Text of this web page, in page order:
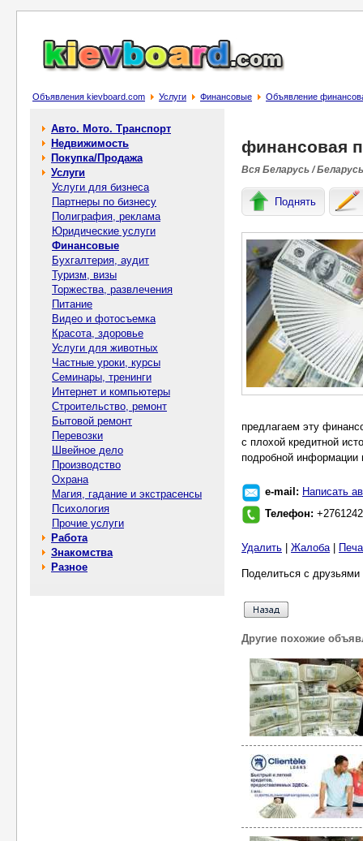
Объявления kievboard.com Услуги Финансовые Объявление
Авто. Мото. Транспорт
Недвижимость
Покупка/Продажа
Услуги
Услуги для бизнеса
Партнеры по бизнесу
Полиграфия, реклама
Юридические услуги
Финансовые
Бухгалтерия, аудит
Туризм, визы
Торжества, развлечения
Питание
Видео и фотосъемка
Красота, здоровье
Услуги для животных
Частные уроки, курсы
Семинары, тренинги
Интернет и компьютеры
Строительство, ремонт
Бытовой ремонт
Перевозки
Швейное дело
Производство
Охрана
Магия, гадание и экстрасенсы
Психология
Прочие услуги
Работа
Знакомства
Разное
финансовая
Вся Беларусь / Беларусь
Поднять
предлагаем эту
с плохой кредитной
подробной информации
e-mail: Написать
Телефон:
Удалить Жалоба|
Поделиться с
Другие похожие